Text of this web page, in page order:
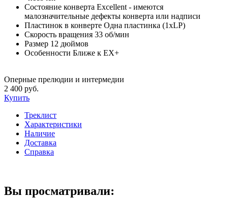
Состояние конверта Excellent - имеются
малозначительные дефекты конверта или надписи
Пластинок в конверте Одна пластинка (1xLP)
Скорость вращения 33 об/мин
Размер 12 дюймов
Особенности Ближе к EX+
Оперные прелюдии и интермедии
2 400 руб.
Купить
Треклист
Характеристики
Наличие
Доставка
Справка
Вы просматривали: